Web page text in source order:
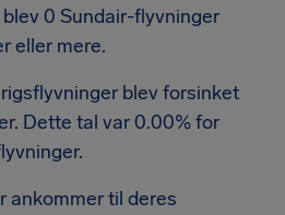
0 Sundair-flyvninger
eller mere.
blev forsinket
Dette tal var 0.00% for
ankommer til deres